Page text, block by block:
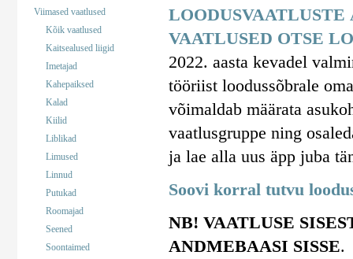
Viimased vaatlused
Kõik vaatlused
Kaitsealused liigid
Imetajad
Kahepaiksed
Kalad
Kiilid
Liblikad
Limused
Linnud
Putukad
Roomajad
Seened
Soontaimed
VAATLUSED OTSE
2022. aasta kevadel
tööriist loodussõbrale
võimaldab määrata
vaatlusgruppe ning
ja lae alla uus äpp juba
Soovi korral tutvu
NB! VAATLUSE
ANDMEBAASI SISSE.